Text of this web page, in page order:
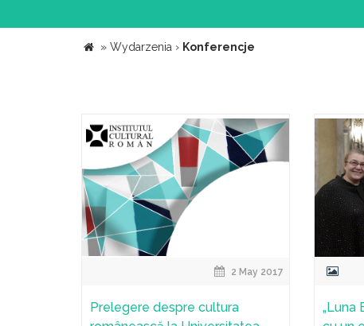
» Wydarzenia › Konferencje
2 May 2017
Prelegere despre cultura
„Luna